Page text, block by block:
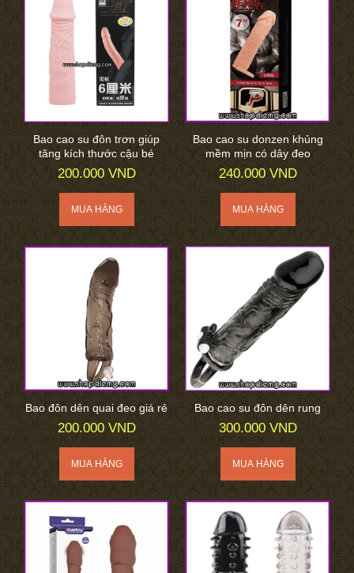
Bao cao su đôn trơn giúp
tăng kích thước cậu bé
200.000 VND
Bao cao su donzen khủng
mềm mịn có dây đeo
240.000 VND
Bao đôn dên quai đeo giá rẻ
200.000 VND
Bao cao su đôn dên rung
300.000 VND